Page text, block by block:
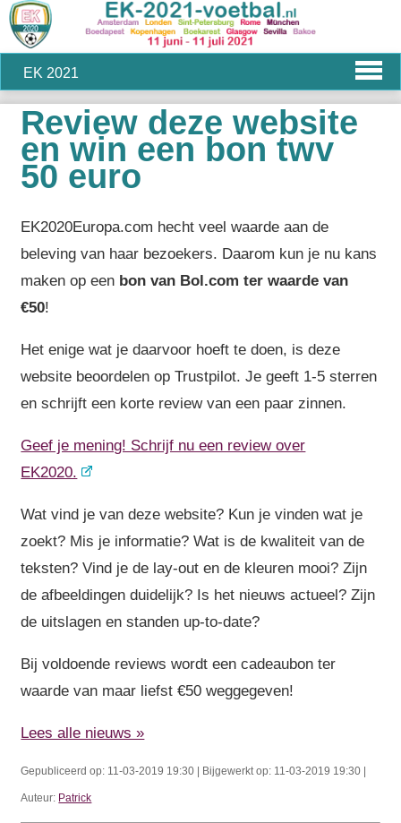
EK 2021
Review deze website
en win een bon twv
50 euro
EK2020Europa.com hecht veel waarde aan de
beleving van haar bezoekers. Daarom kun je nu kans
maken op een bon van Bol.com ter waarde van
€50!
Het enige wat je daarvoor hoeft te doen, is deze
website beoordelen op Trustpilot. Je geeft 1-5 sterren
en schrijft een korte review van een paar zinnen.
Geef je mening! Schrijf nu een review over
EK2020.
Wat vind je van deze website? Kun je vinden wat je
zoekt? Mis je informatie? Wat is de kwaliteit van de
teksten? Vind je de lay-out en de kleuren mooi? Zijn
de afbeeldingen duidelijk? Is het nieuws actueel? Zijn
de uitslagen en standen up-to-date?
Bij voldoende reviews wordt een cadeaubon ter
waarde van maar liefst €50 weggegeven!
Lees alle nieuws »
Gepubliceerd op: 11-03-2019 19:30 | Bijgewerkt op: 11-03-2019 19:30 |
Auteur: Patrick